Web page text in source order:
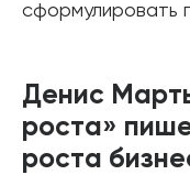
сформулировать
Денис
роста»
роста